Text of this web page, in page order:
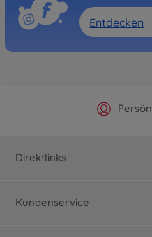
Entdecken
Direktlinks
Kundenservice